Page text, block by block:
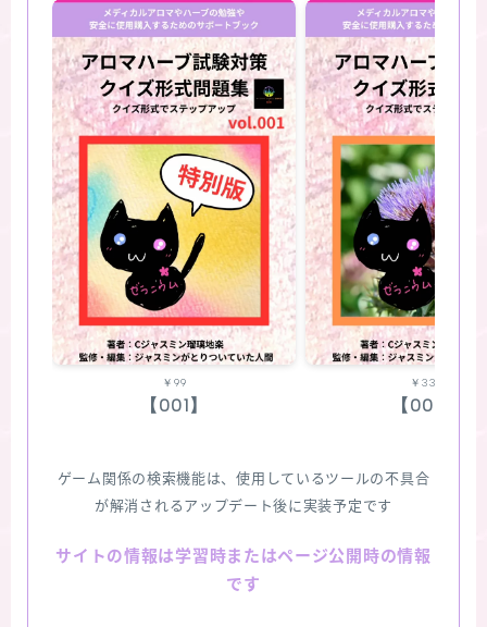
￥99
【001】
￥330
【002】
ゲーム関係の検索機能は、使用しているツールの不具合
が解消されるアップデート後に実装予定です
サイトの情報は学習時またはページ公開時の情報
です